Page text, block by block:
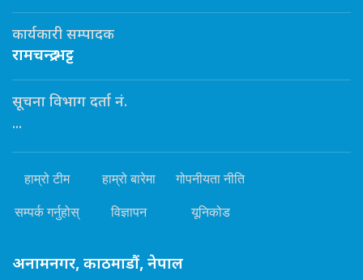
कार्यकारी सम्पादक
रामचन्द्र भट्ट
सूचना विभाग दर्ता नं.
...
हाम्रो टीम हाम्रो बारेमा गोपनीयता नीति
सम्पर्क गर्नुहोस् विज्ञापन यूनिकोड
अनामनगर, काठमाडौं, नेपाल